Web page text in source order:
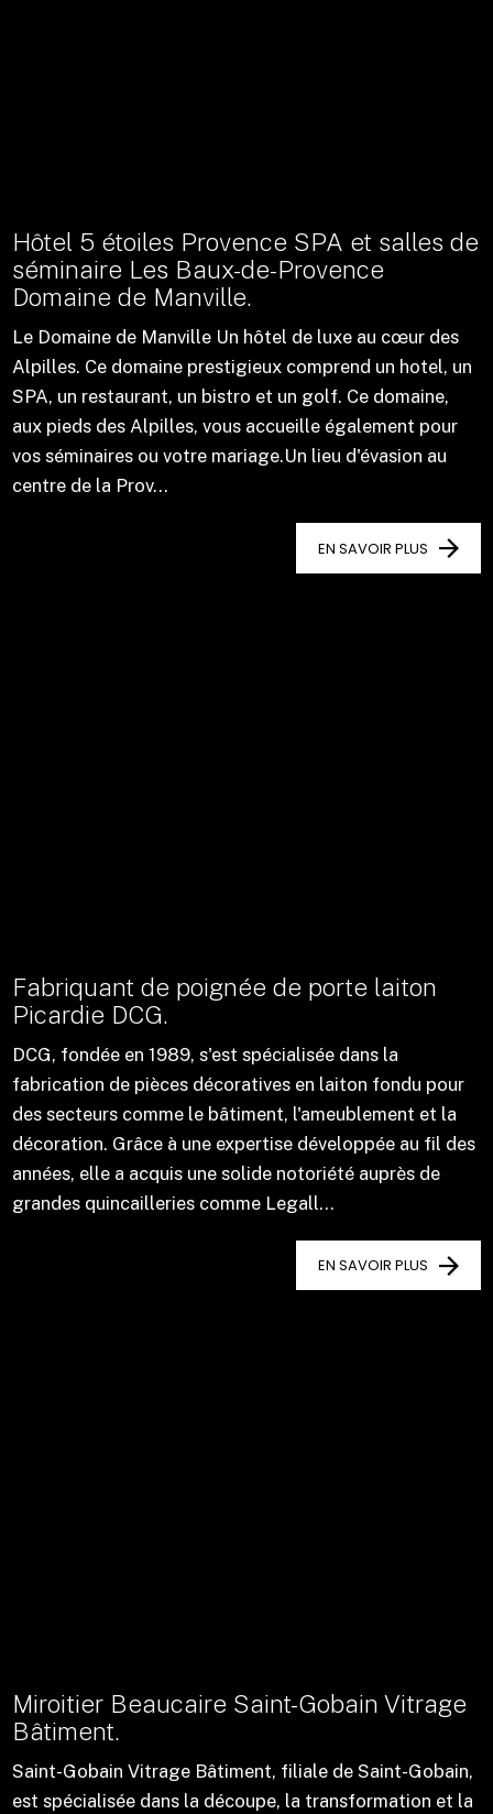
Hôtel 5 étoiles Provence SPA et salles de
séminaire Les Baux-de-Provence
Domaine de Manville.
Le Domaine de Manville Un hôtel de luxe au cœur des
Alpilles. Ce domaine prestigieux comprend un hotel, un
SPA, un restaurant, un bistro et un golf. Ce domaine,
aux pieds des Alpilles, vous accueille également pour
vos séminaires ou votre mariage.Un lieu d'évasion au
centre de la Prov...
EN SAVOIR PLUS
Fabriquant de poignée de porte laiton
Picardie DCG.
DCG, fondée en 1989, s'est spécialisée dans la
fabrication de pièces décoratives en laiton fondu pour
des secteurs comme le bâtiment, l'ameublement et la
décoration. Grâce à une expertise développée au fil des
années, elle a acquis une solide notoriété auprès de
grandes quincailleries comme Legall...
EN SAVOIR PLUS
Miroitier Beaucaire Saint-Gobain Vitrage
Bâtiment.
Saint-Gobain Vitrage Bâtiment, filiale de Saint-Gobain,
est spécialisée dans la découpe, la transformation et la